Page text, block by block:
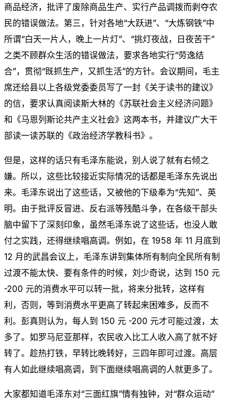
商品经济，批评了废除商品生产、实行产品调拨而剥夺农
民的错误做法。第三，针对各地“大跃进”、“大炼钢铁”中
所谓“白天一片人，晚上一片灯”、“挑灯夜战，日夜苦干”
之类不顾群众生活的错误做法，要求各地实行“劳逸结
合”，贯彻“既抓生产，又抓生活”的方针。会议期间，毛主
席还给县以上各级党委委员写了一封《关于读书的建议》
的信，要求认真阅读斯大林的《苏联社会主义经济问题》
和《马恩列斯论共产主义社会》这两本书，并建议广大干
部读一读苏联的《政治经济学教科书》。
但是，这样的话只有毛泽东能说，别人说了就有右倾之
嫌。所以，这些比较接近实际情况的话都是毛泽东先说出
来。毛泽东说出了这些话，又被他的下级奉为“先知”、英
明。由于批评反冒进、反右派等残酷斗争，在各级干部头
脑中留下了深刻印象，虽然毛泽东说了这些话，也没人敢
付之实践，还得继续唱高调。例如，在 1958 年 11 月底到
12 月的武昌会议上，毛泽东讲到集体所有制向全民所有制
过渡不能太快、要有条件的时候，刘少奇说，达到 150 元
-200 元的消费水平可以转一批，将来分批转，这样有
利，否则，等到消费水平更高了转起来困难多，反而不
利。彭真则认为，每人到 150 元 -200 元才可能过渡，太
多了。如罗马尼亚那样，农民收入比工人收入高了就不好
转了。趁热打铁，早转比晚转好，三四年即可过渡。高层
有人如此继续唱高调，到下面继续唱高调的人就更多了。
大家都知道毛泽东对“三面红旗”情有独钟，对“群众运动”